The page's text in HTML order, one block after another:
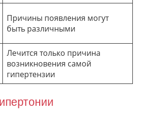
Причины появления могут
быть различными
Лечится только причина
возникновения самой
гипертензии